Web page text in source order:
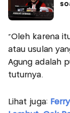
“Oleh karena
atau usulan
Agung adalah
tuturnya.
Lihat juga: